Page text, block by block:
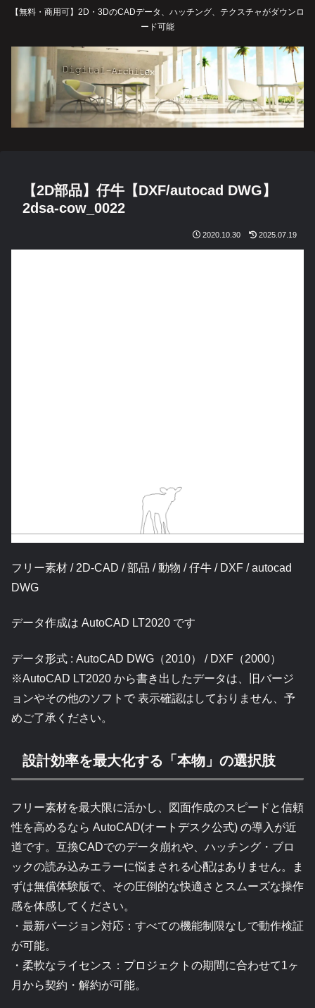
【無料・商用可】2D・3DのCADデータ、ハッチング、テクスチャがダウンロ
ード可能
【2D部品】仔牛【DXF/autocad DWG】
2dsa-cow_0022
2020.10.30 2025.07.19
フリー素材 / 2D-CAD / 部品 / 動物 / 仔牛 / DXF / autocad
DWG
データ作成は AutoCAD LT2020 です
データ形式 : AutoCAD DWG（2010） / DXF（2000）
※AutoCAD LT2020 から書き出したデータは、旧バージ
ョンやその他のソフトで 表示確認はしておりません、予
めご了承ください。
設計効率を最大化する「本物」の選択肢
フリー素材を最大限に活かし、図面作成のスピードと信頼
性を高めるなら AutoCAD(オートデスク公式) の導入が近
道です。互換CADでのデータ崩れや、ハッチング・ブロ
ックの読み込みエラーに悩まされる心配はありません。ま
ずは無償体験版で、その圧倒的な快適さとスムーズな操作
感を体感してください。
・最新バージョン対応：すべての機能制限なしで動作検証
が可能。
・柔軟なライセンス：プロジェクトの期間に合わせて1ヶ
月から契約・解約が可能。